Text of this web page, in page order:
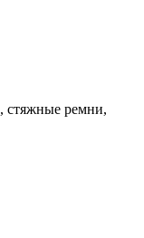
стяжные ремни,